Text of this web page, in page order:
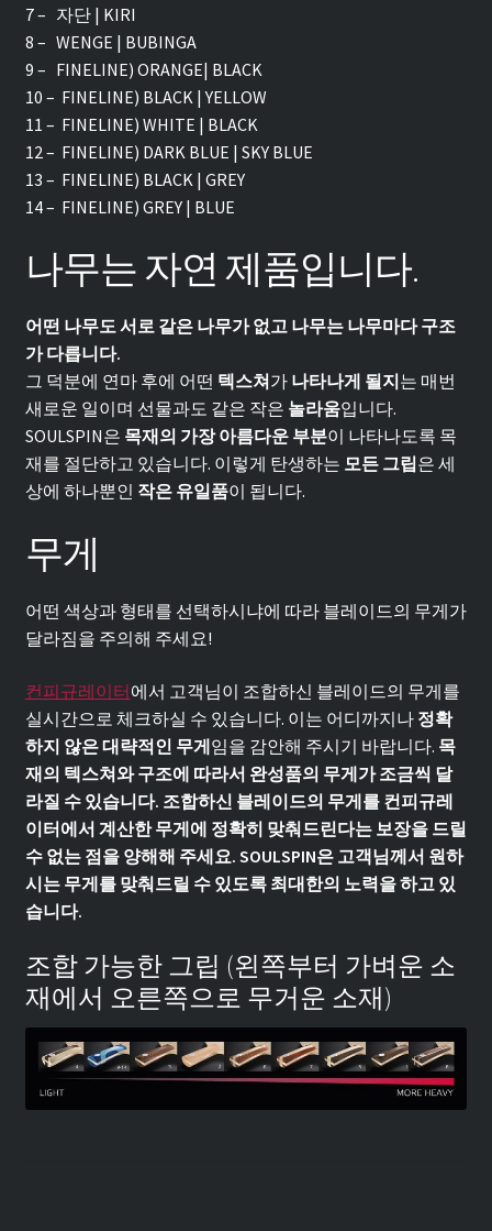
7 – 자단 | KIRI
8 – WENGE | BUBINGA
9 – FINELINE) ORANGE| BLACK
10 – FINELINE) BLACK | YELLOW
11 – FINELINE) WHITE | BLACK
12 – FINELINE) DARK BLUE | SKY BLUE
13 – FINELINE) BLACK | GREY
14 – FINELINE) GREY | BLUE
나무는 자연 제품입니다.
어떤 나무도 서로 같은 나무가 없고 나무는 나무마다 구조
가 다릅니다.
그 덕분에 연마 후에 어떤 텍스쳐가 나타나게 될지는 매번
새로운 일이며 선물과도 같은 작은 놀라움입니다.
SOULSPIN은 목재의 가장 아름다운 부분이 나타나도록 목
재를 절단하고 있습니다. 이렇게 탄생하는 모든 그립은 세
상에 하나뿐인 작은 유일품이 됩니다.
무게
어떤 색상과 형태를 선택하시냐에 따라 블레이드의 무게가
달라짐을 주의해 주세요!
컨피규레이터에서 고객님이 조합하신 블레이드의 무게를
실시간으로 체크하실 수 있습니다. 이는 어디까지나 정확
하지 않은 대략적인 무게임을 감안해 주시기 바랍니다. 목
재의 텍스쳐와 구조에 따라서 완성품의 무게가 조금씩 달
라질 수 있습니다. 조합하신 블레이드의 무게를 컨피규레
이터에서 계산한 무게에 정확히 맞춰드린다는 보장을 드릴
수 없는 점을 양해해 주세요. SOULSPIN은 고객님께서 원하
시는 무게를 맞춰드릴 수 있도록 최대한의 노력을 하고 있
습니다.
조합 가능한 그립 (왼쪽부터 가벼운 소
재에서 오른쪽으로 무거운 소재)